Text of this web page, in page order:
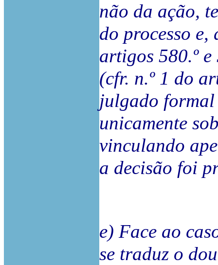
não da ação,
do processo
artigos 580.º
(cfr. n.º 1 do
julgado formal
unicamente
vinculando
a decisão foi
e) Face ao
se traduz o